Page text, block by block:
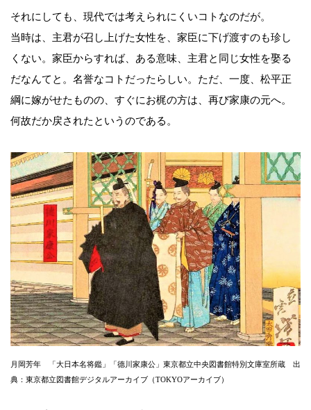
それにしても、現代では考えられにくいコトなのだが。
当時は、主君が召し上げた女性を、家臣に下げ渡すのも珍し
くない。家臣からすれば、ある意味、主君と同じ女性を娶る
だなんてと。名誉なコトだったらしい。ただ、一度、松平正
綱に嫁がせたものの、すぐにお梶の方は、再び家康の元へ。
何故だか戻されたというのである。
月岡芳年 「大日本名将鑑」「德川家康公」東京都立中央図書館特別文庫室所蔵 出
典：東京都立図書館デジタルアーカイブ（TOKYOアーカイブ）